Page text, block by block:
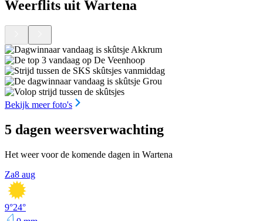
Weerflits uit Wartena
Bekijk meer foto's
5 dagen weersverwachting
Het weer voor de komende dagen in Wartena
Za8 aug
9°24°